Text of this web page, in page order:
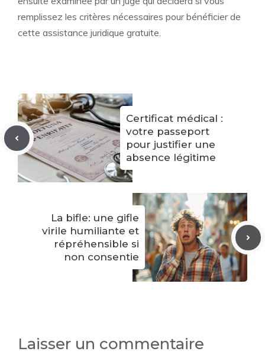
remplissez les critères nécessaires pour bénéficier de
cette assistance juridique gratuite.
Certificat médical :
votre passeport
pour justifier une
absence légitime
La bifle: une gifle
virile humiliante et
répréhensible si
non consentie
Laisser un commentaire